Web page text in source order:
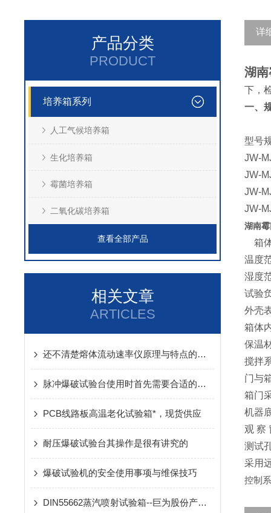
产品分类
PRODUCT
培养箱系列
人工气候培养箱
生化培养箱
霉菌培养箱
二氧化碳培养箱
查看全部产品
相关文章
ARTICLES
还不清楚熔体流动速率仪原理与特点的看这里
脉冲爆破试验台使用时首先需要合适的试样进行测试
PCB线路板高温老化试验箱*，现货供应
耐压爆破试验台其操作是很有讲究的
爆破试验机的安全使用事项与维保技巧
DIN55662蒸汽喷射试验箱--巨为股份产品 侵权必究
详
湖
下，
一、
型号
JW-
JW-
JW-
JW-
湖南
箱
温度
湿度
试验
外壳
箱体
保温
搅拌
门与
箱门
机器
观 察
测试
采用
控制